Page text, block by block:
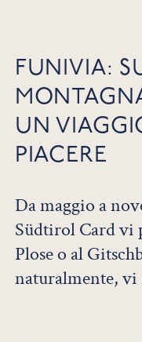
FUNIVIA:
UN
PIACERE
Da maggio a
Südtirol Card vi
Plose o al
naturalmente, vi